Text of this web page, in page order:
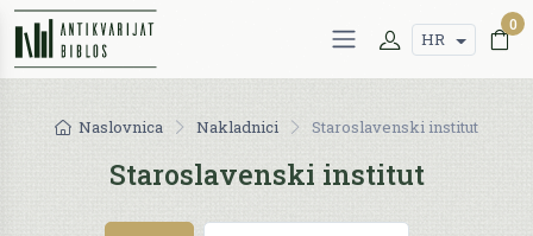
HR
0
Naslovnica Nakladnici Staroslavenski institut
Staroslavenski institut